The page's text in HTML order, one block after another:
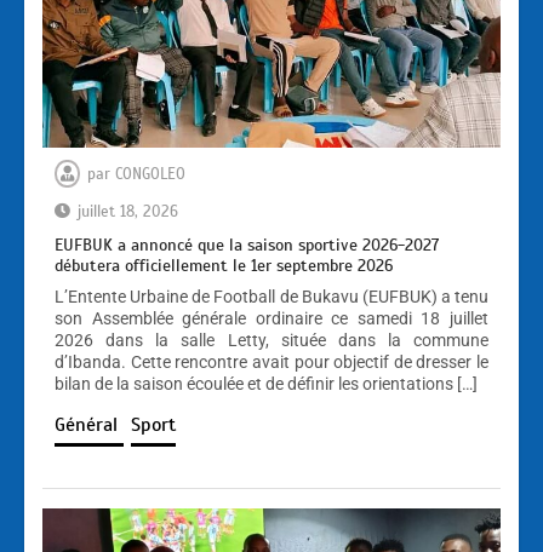
par CONGOLEO
juillet 18, 2026
EUFBUK a annoncé que la saison sportive 2026-2027
débutera officiellement le 1er septembre 2026
L’Entente Urbaine de Football de Bukavu (EUFBUK) a tenu
son Assemblée générale ordinaire ce samedi 18 juillet
2026 dans la salle Letty, située dans la commune
d’Ibanda. Cette rencontre avait pour objectif de dresser le
bilan de la saison écoulée et de définir les orientations […]
Général Sport